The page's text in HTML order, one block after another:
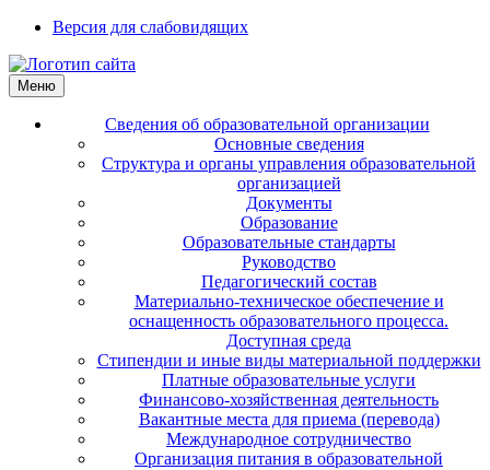
Версия для слабовидящих
Меню
Сведения об образовательной организации
Основные сведения
Структура и органы управления образовательной
организацией
Документы
Образование
Образовательные стандарты
Руководство
Педагогический состав
Материально-техническое обеспечение и
оснащенность образовательного процесса.
Доступная среда
Стипендии и иные виды материальной поддержки
Платные образовательные услуги
Финансово-хозяйственная деятельность
Вакантные места для приема (перевода)
Международное сотрудничество
Организация питания в образовательной